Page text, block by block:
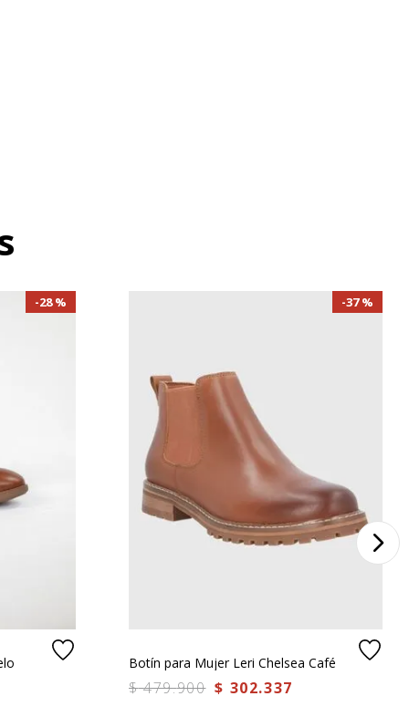
28 % 37 %
Botín para Mujer Leri Chelsea Café
$ 479.900 $ 302.337